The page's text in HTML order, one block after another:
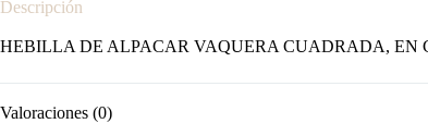
Descripción
HEBILLA DE ALPACAR VAQUERA CUADRADA, EN
Valoraciones (0)